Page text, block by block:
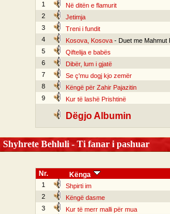
1 Në ditën e flamurit
2
Jetimja
3
Treni i fundit
4
Kosova, Kosova- Duet me Mahmut
5
Qiftelija e babës
6
Dibër, lum i gjatë
7
Se ç'mu dogj kjo zemër
8
Këngë për Zahir Pajazitin
9
Kur të lashë Prishtinë
Dëgjo Albumin
Shyhrete Behluli - Ti fanar i pashuar
Nr. Kënga
1 Shpirti im
2
Këngë dasme
3
Kur të merr malli për mua